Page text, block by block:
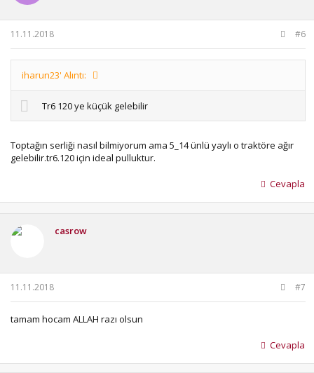
11.11.2018 #6
iharun23' Alıntı:
Tr6 120 ye küçük gelebilir
Toptağın serliği nasıl bilmiyorum ama 5_14 ünlü yaylı o traktöre ağır
gelebilir.tr6.120 için ideal pulluktur.
Cevapla
casrow
11.11.2018 #7
tamam hocam ALLAH razı olsun
Cevapla